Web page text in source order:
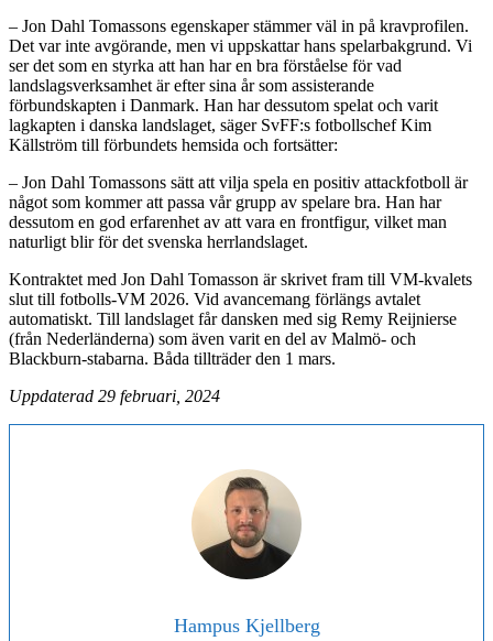
– Jon Dahl Tomassons egenskaper stämmer väl in på kravprofilen.
Det var inte avgörande, men vi uppskattar hans spelarbakgrund. Vi
ser det som en styrka att han har en bra förståelse för vad
landslagsverksamhet är efter sina år som assisterande
förbundskapten i Danmark. Han har dessutom spelat och varit
lagkapten i danska landslaget, säger SvFF:s fotbollschef Kim
Källström till förbundets hemsida och fortsätter:
– Jon Dahl Tomassons sätt att vilja spela en positiv attackfotboll är
något som kommer att passa vår grupp av spelare bra. Han har
dessutom en god erfarenhet av att vara en frontfigur, vilket man
naturligt blir för det svenska herrlandslaget.
Kontraktet med Jon Dahl Tomasson är skrivet fram till VM-kvalets
slut till fotbolls-VM 2026. Vid avancemang förlängs avtalet
automatiskt. Till landslaget får dansken med sig Remy Reijnierse
(från Nederländerna) som även varit en del av Malmö- och
Blackburn-stabarna. Båda tillträder den 1 mars.
Uppdaterad 29 februari, 2024
Hampus Kjellberg